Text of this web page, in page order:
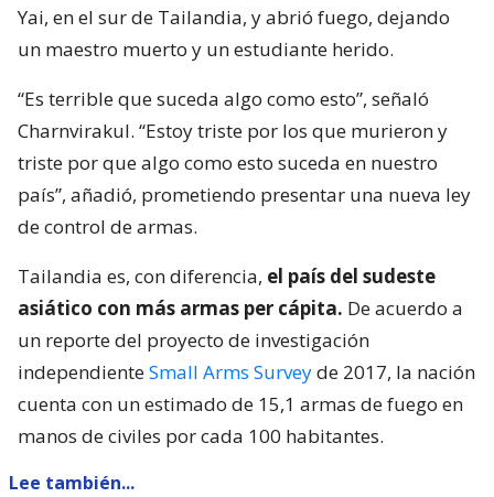
Yai, en el sur de Tailandia, y abrió fuego, dejando
un maestro muerto y un estudiante herido.
“Es terrible que suceda algo como esto”, señaló
Charnvirakul. “Estoy triste por los que murieron y
triste por que algo como esto suceda en nuestro
país”, añadió, prometiendo presentar una nueva ley
de control de armas.
Tailandia es, con diferencia, el país del sudeste
asiático con más armas per cápita. De acuerdo a
un reporte del proyecto de investigación
independienteSmall Arms Surveyde 2017, la nación
cuenta con un estimado de 15,1 armas de fuego en
manos de civiles por cada 100 habitantes.
Lee también...